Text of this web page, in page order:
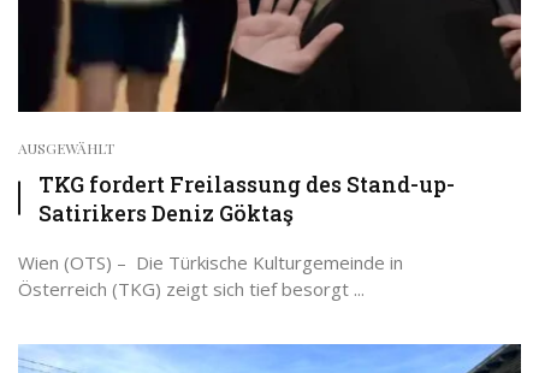
AUSGEWÄHLT
TKG fordert Freilassung des Stand-up-
Satirikers Deniz Göktaş
Wien (OTS) – Die Türkische Kulturgemeinde in
Österreich (TKG) zeigt sich tief besorgt ...